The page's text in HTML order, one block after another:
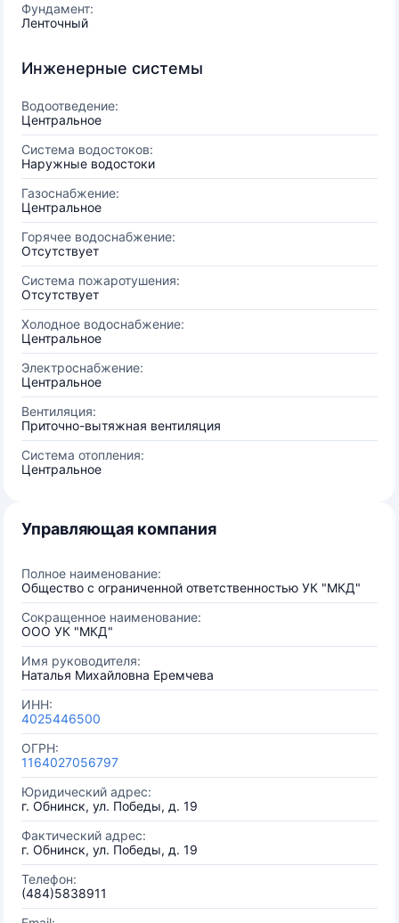
Фундамент:
Ленточный
Инженерные системы
Водоотведение:
Центральное
Система водостоков:
Наружные водостоки
Газоснабжение:
Центральное
Горячее водоснабжение:
Отсутствует
Система пожаротушения:
Отсутствует
Холодное водоснабжение:
Центральное
Электроснабжение:
Центральное
Вентиляция:
Приточно-вытяжная вентиляция
Система отопления:
Центральное
Управляющая компания
Полное наименование:
Общество с ограниченной ответственностью УК "МКД"
Сокращенное наименование:
ООО УК "МКД"
Имя руководителя:
Наталья Михайловна Еремчева
ИНН:
4025446500
ОГРН:
1164027056797
Юридический адрес:
г. Обнинск, ул. Победы, д. 19
Фактический адрес:
г. Обнинск, ул. Победы, д. 19
Телефон:
(484)5838911